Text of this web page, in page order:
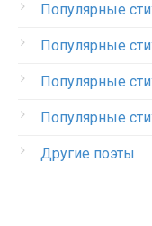
Популярные
Популярные
Популярные
Популярные
Другие поэты